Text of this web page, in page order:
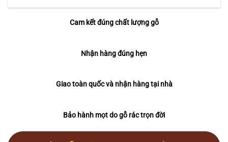
Cam kết đúng chất lượng gỗ
Nhận hàng đúng hẹn
Giao toàn quốc và nhận hàng tại nhà
Bảo hành mọt do gỗ rác trọn đời